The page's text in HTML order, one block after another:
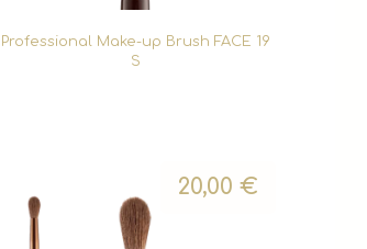
Professional Make-up Brush FACE 19
S
20,00€